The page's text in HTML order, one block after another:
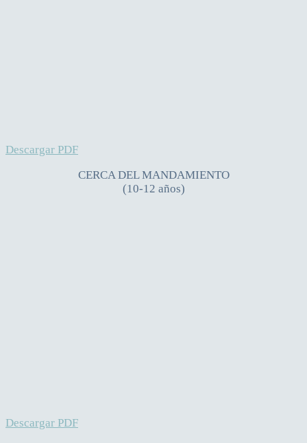
Descargar PDF
CERCA DEL MANDAMIENTO
(10-12 años)
Descargar PDF